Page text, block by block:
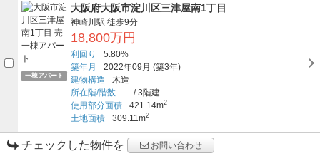
一棟アパート
大阪府大阪市淀川区三津屋南1丁目
神崎川駅 徒歩9分
18,800万円
利回り
5.80%
築年月
2022年09月 (築3年)
建物構造
木造
所在階/階数
－ /3階建
使用部分面積
421.14m2
土地面積 309.11m2
チェックした物件を お問い合わせ